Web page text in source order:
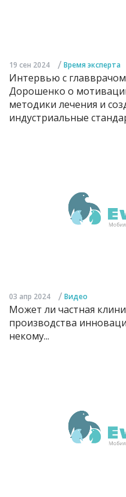
19 сен 2024 / Время эксперта
Интервью с
Дорошенко о
методики лечения и
индустриальные
03 апр 2024 / Видео
Может ли частная
производства
некому...